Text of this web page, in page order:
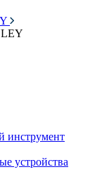
инструмент
устройства